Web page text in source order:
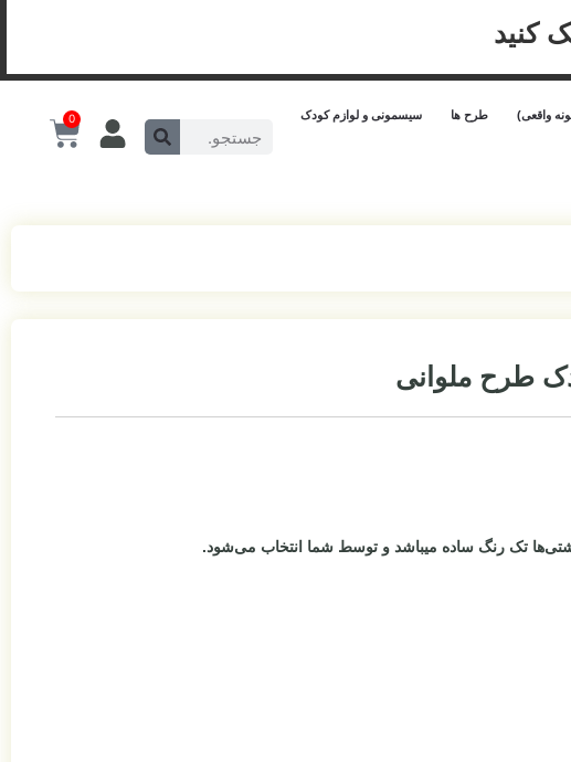
کنید
واقعی) طرح ها سیسمونی و لوازم کودک 0
طرح ملوانی
تک رنگ ساده میباشد و توسط شما انتخاب می‌شود.